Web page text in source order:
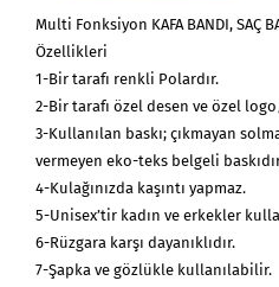
Multi Fonksiyon KAFA BANDI, SAÇ
Özellikleri
1-Bir tarafı renkli Polardır.
2-Bir tarafı özel desen ve özel
3-Kullanılan baskı; çıkmayan
vermeyen eko-teks belgeli
4-Kulağınızda kaşıntı yapmaz.
5-Unisex’tir kadın ve erkekler
6-Rüzgara karşı dayanıklıdır.
7-Şapka ve gözlükle kullanılabilir.